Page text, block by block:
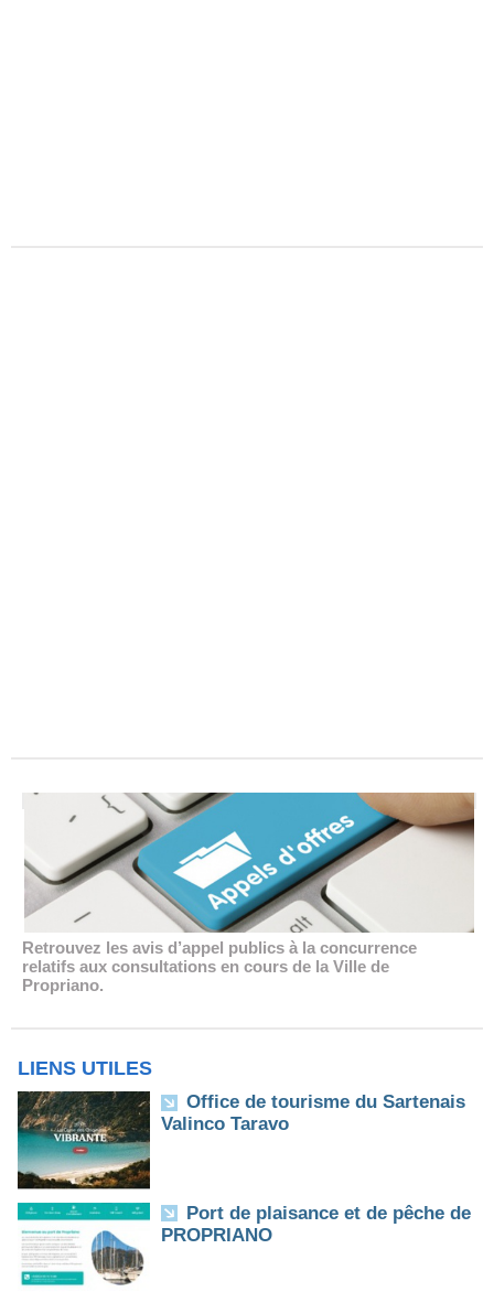
Retrouvez les avis d’appel publics à la concurrence
relatifs aux consultations en cours de la Ville de
Propriano.
LIENS UTILES
Office de tourisme du Sartenais
Valinco Taravo
Port de plaisance et de pêche de
PROPRIANO